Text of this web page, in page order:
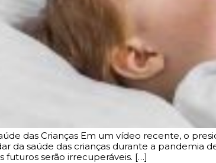
das Crianças Em um vídeo recente, o
da saúde das crianças durante a pandemia
futuros serão irrecuperáveis. […]